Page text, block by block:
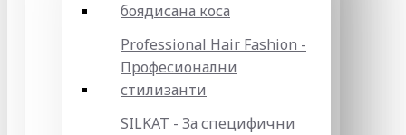
боядисана коса
Professional Hair Fashion -
Професионални
стилизанти
SILKAT - За специфични